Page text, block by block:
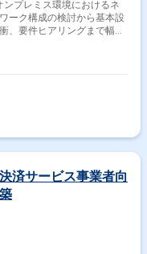
ーク構成の検討から基本設
、要件ヒアリングまで幅広
Fortigateファ
済サービス事業者向